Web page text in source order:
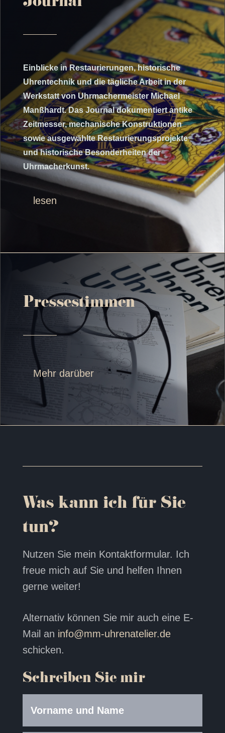
Einblicke in Restaurierungen, historische
Uhrentechnik und die tägliche Arbeit in der
Werkstatt von Uhrmachermeister Michael
Manßhardt. Das Journal dokumentiert antike
Zeitmesser, mechanische Konstruktionen
sowie ausgewählte Restaurierungsprojekte
und historische Besonderheiten der
Uhrmacherkunst.
lesen
Pressestimmen
Mehr darüber
Was kann ich für Sie
tun?
Nutzen Sie mein Kontaktformular. Ich
freue mich auf Sie und helfen Ihnen
gerne weiter!
Alternativ können Sie mir auch eine E-
Mail an info@mm-uhrenatelier.de
schicken.
Schreiben Sie mir